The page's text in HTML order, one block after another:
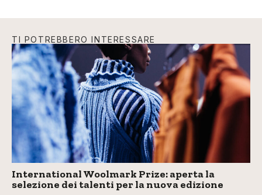
TI POTREBBERO INTERESSARE
International Woolmark Prize: aperta la
selezione dei talenti per la nuova edizione